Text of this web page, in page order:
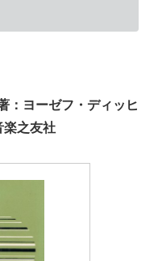
：ヨーゼフ・ディッヒ
之友社